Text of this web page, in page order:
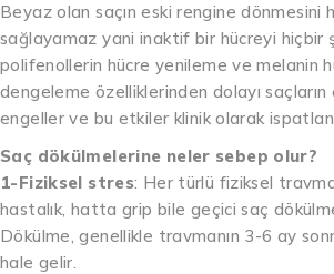
Beyaz olan saçın eski rengine dönmesini
sağlayamaz yani inaktif bir hücreyi
polifenollerin hücre yenileme ve melanin
dengeleme özelliklerinden dolayı saçların
engeller ve bu etkiler klinik olarak
Saç dökülmelerine neler sebep olur?
1-Fiziksel stres: Her türlü fiziksel
hastalık, hatta grip bile geçici saç
Dökülme, genellikle travmanın 3-6 ay
hale gelir.